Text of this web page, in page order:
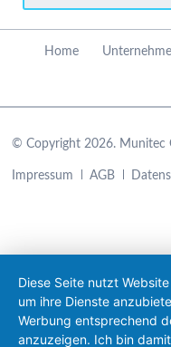
Navigation
Home
© Copyright 2026. Munitec
Navigation
Impressum AGB
Diese Seite nutzt
um ihre Dienste
Werbung entsprechend
anzuzeigen. Ich bin